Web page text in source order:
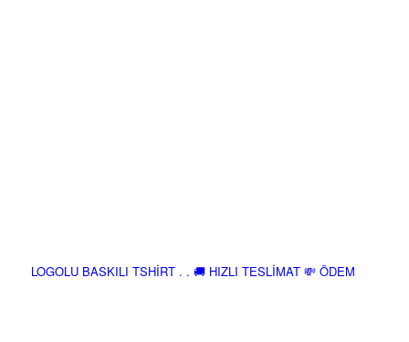
LOGOLU BASKILI TSHİRT . . 🚚 HIZLI TESLİMAT 💸 ÖDEM